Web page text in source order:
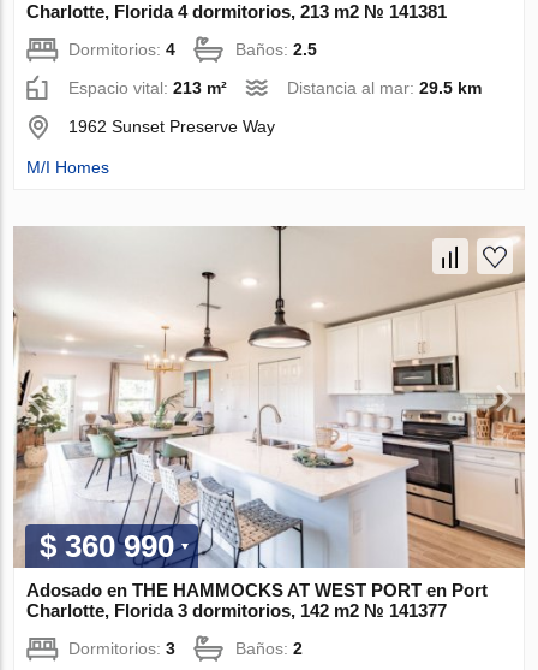
Charlotte, Florida 4 dormitorios, 213 m2 № 141381
Dormitorios:4 Baños:2.5
Espacio vital:213 m² Distancia al mar:29.5 km
1962 Sunset Preserve Way
M/I Homes
$ 360 990
Adosado en THE HAMMOCKS AT WEST PORT en Port
Charlotte, Florida 3 dormitorios, 142 m2 № 141377
Dormitorios:3 Baños:2